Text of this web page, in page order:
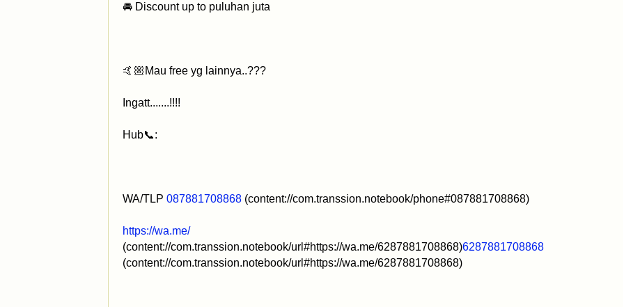
‎🚘 Discount up to puluhan juta
‎🤙🏼Mau free yg lainnya..???
‎Ingatt.......!!!!
‎Hub📞:
‎WA/TLP 087881708868 (content://com.transsion.notebook/phone#087881708868)
https://wa.me/
(content://com.transsion.notebook/url#https://wa.me/6287881708868)6287881708868
(content://com.transsion.notebook/url#https://wa.me/6287881708868)